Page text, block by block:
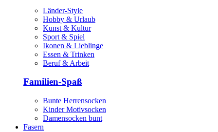
Länder-Style
Hobby & Urlaub
Kunst & Kultur
Sport & Spiel
Ikonen & Lieblinge
Essen & Trinken
Beruf & Arbeit
Familien-Spaß
Bunte Herrensocken
Kinder Motivsocken
Damensocken bunt
Fasern